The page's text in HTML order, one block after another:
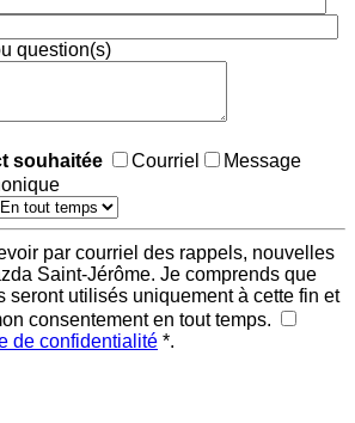
question(s)
souhaitée Courriel
Message
par courriel des rappels, nouvelles
Saint-Jérôme. Je comprends que
seront utilisés uniquement à cette fin et
consentement en tout temps.
de confidentialité *.